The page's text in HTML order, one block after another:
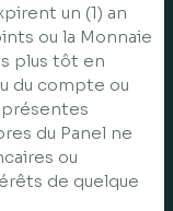
un (1) an
ou la Monnaie
plus tôt en
du compte ou
du Panel ne
ou
de quelque